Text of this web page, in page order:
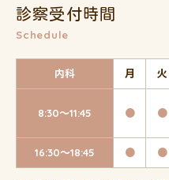
診察受付時間
Schedule
内科 月 火
8:30～11:45 ● ●
16:30～18:45 ● ●